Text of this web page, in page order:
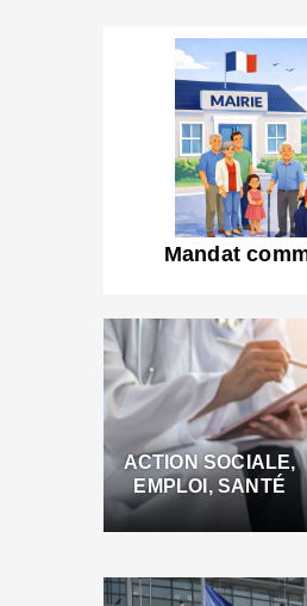
Mandat
ACTION SOCIALE,
EMPLOI, SANTÉ